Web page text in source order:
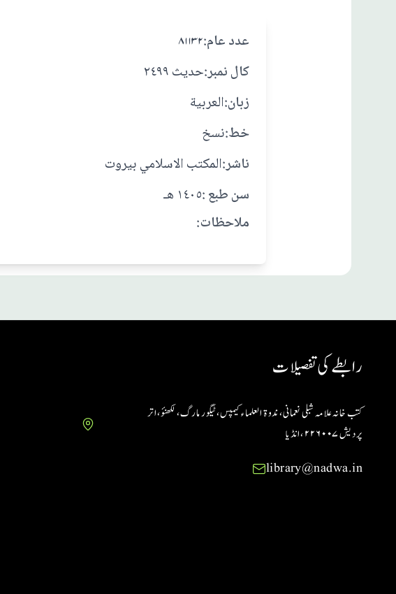
۸۱۱۳۲ :عدد عام
حديث ٢٤٩٩:کال نمبر
العربية :زبان
نسخ :خط
المكتب الاسلامي بيروت:ناشر
١٤٠٥ هـ : سن طبع
:ملاحظات
رابطے کی تفصیلات
کتب خانہ علامہ شبلی نعمانی، ندوۃ العلماء کیمپس، ٹیگور مارگ، لکھنؤ، اتر
پردیش ۲۲۶۰۰۷ ،انڈیا
library@nadwa.in